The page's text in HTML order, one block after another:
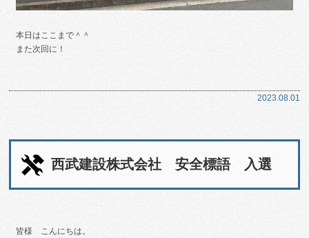
本日はここまで＾＾
また次回に！
2023.08.01
西武建設株式会社 安全標語 入選
皆様 こんにちは。